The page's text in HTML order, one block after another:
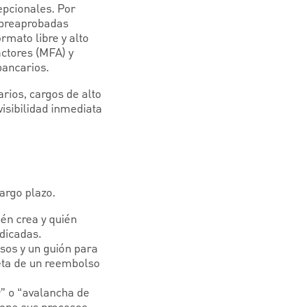
Por
libre y alto
(MFA) y
cargos de alto
inmediata
plazo.
crea y quién
y un guión para
de un reembolso
o “avalancha de